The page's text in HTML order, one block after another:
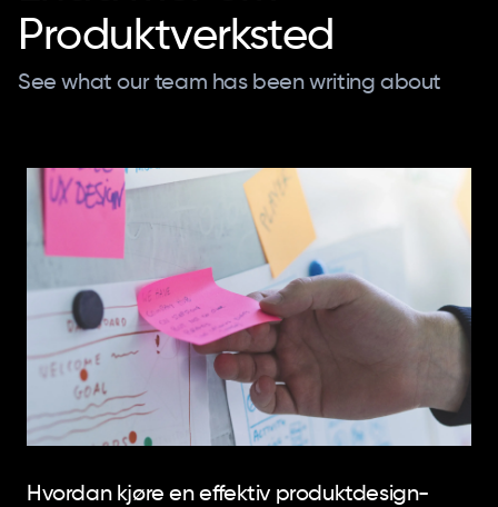
prosjektets omfangsvekst (så den stadig voksende listen
over funksjoner som skal utvikles før utgivelsen).
Produktverksted
See what our team has been writing about
Hvordan kjøre en effektiv produktdesign-